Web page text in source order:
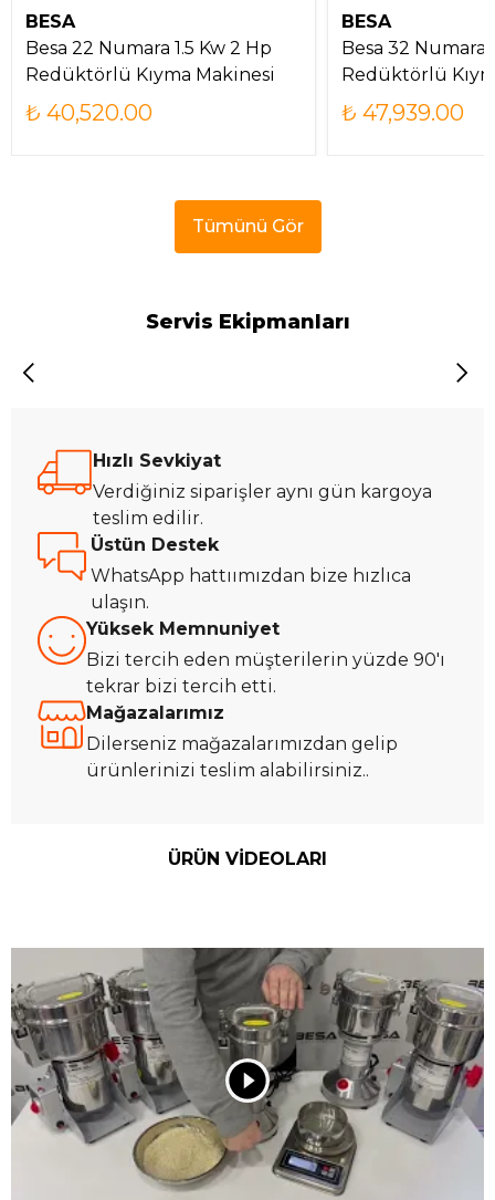
BESA
Besa 22 Numara 1.5 Kw 2 Hp
Redüktörlü Kıyma Makinesi
₺ 40,520.00
BESA
Besa 32 Numara
Redüktörlü
₺ 47,939.00
Tümünü Gör
Servis Ekipmanları
Hızlı Sevkiyat
Verdiğiniz siparişler aynı gün kargoya
teslim edilir.
Üstün Destek
WhatsApp hattıımızdan bize hızlıca
ulaşın.
Yüksek Memnuniyet
Bizi tercih eden müşterilerin yüzde 90'ı
tekrar bizi tercih etti.
Mağazalarımız
Dilerseniz mağazalarımızdan gelip
ürünlerinizi teslim alabilirsiniz..
ÜRÜN VİDEOLARI